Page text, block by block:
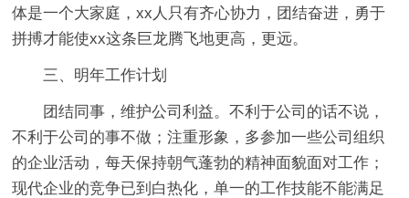
体是一个大家庭，xx人只有齐心协力，团结奋进，勇于
拼搏才能使xx这条巨龙腾飞地更高，更远。
三、明年工作计划
团结同事，维护公司利益。不利于公司的话不说，
不利于公司的事不做；注重形象，多参加一些公司组织
的企业活动，每天保持朝气蓬勃的精神面貌面对工作；
现代企业的竞争已到白热化，单一的工作技能不能满足